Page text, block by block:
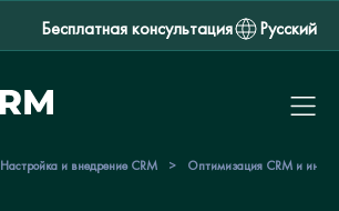
Бесплатная консультация Русский
Настройка и внедрение CRM > Оптимизация CRM и